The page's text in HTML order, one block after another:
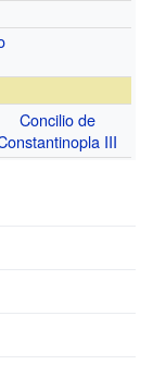
Concilio de
III